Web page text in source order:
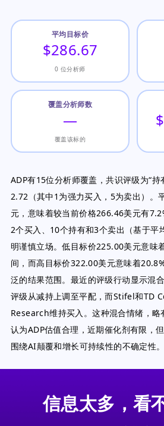
平均目标价
$286.67
0 位分析师
覆盖分析师数
—
覆盖该标的
ADP有15位分析师覆盖，共识评级为“持
2.72（其中1为强力买入，5为卖出）。
元，意味着较当前价格266.46美元有
2个买入、10个持有和3个卖出（基于平
明谨慎立场。低目标价225.00美元意味
间，而高目标价322.00美元意味着
泛的结果范围。最近的评级行动显示混
评级从减持上调至平配，而Stifel和TD
Research维持买入。这种混合情绪，略
认为ADP估值合理，近期催化剂有限，
围绕AI颠覆和增长可持续性的不确定性。
信息太多，看